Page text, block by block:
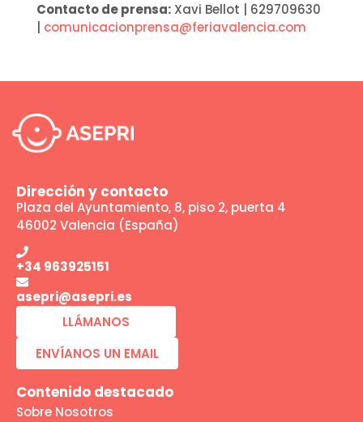
Contacto de prensa:Xavi Bellot | 629709630
comunicacionprensa@feriavalencia.com
Dirección y contacto
Plaza del Ayuntamiento, 8, piso 2, puerta 4
46002 Valencia (España)
+34 963925151
asepri@asepri.es
LLÁMANOS
ENVÍANOS UN EMAIL
Contenido destacado
Sobre Nosotros